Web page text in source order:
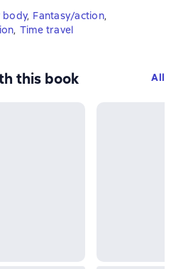
body, Fantasy/action,
, Time travel
this book All